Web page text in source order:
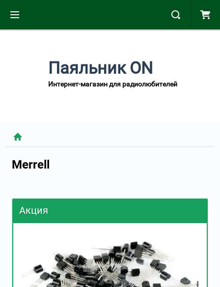
Паяльник ON
Интернет-магазин для радиолюбителей
Merrell
Акция